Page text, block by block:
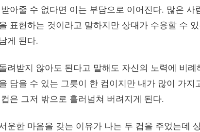
아줄 수 없다면 이는 부담으로 이어진다. 많은 사
표현하는 것이라고 말하지만 상대가 수용할 수
게 된다.
려받지 않아도 된다고 말해도 자신의 노력에 비
담을 수 있는 그릇이 한 컵이지만 내가 많이 가지
은 그저 밖으로 흘러넘쳐 버려지게 된다.
운한 마음을 갖는 이유가 나는 두 컵을 주었는데